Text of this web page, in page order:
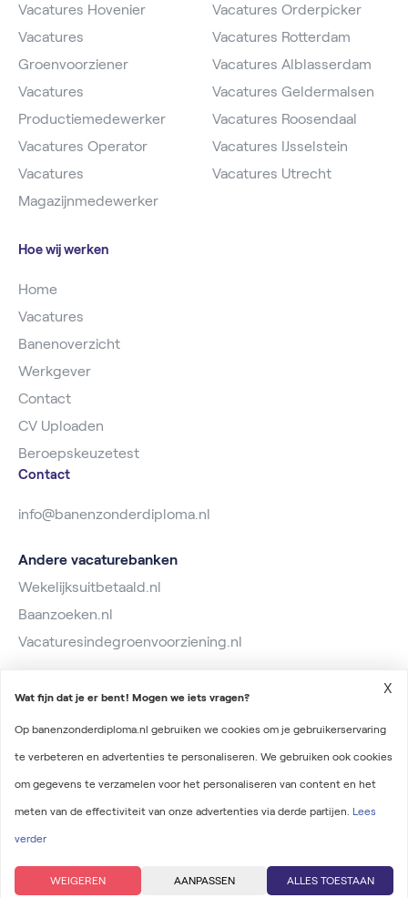
Vacatures Hovenier
Vacatures
Groenvoorziener
Vacatures
Productiemedewerker
Vacatures Operator
Vacatures
Magazijnmedewerker
Vacatures Orderpicker
Vacatures Rotterdam
Vacatures Alblasserdam
Vacatures Geldermalsen
Vacatures Roosendaal
Vacatures IJsselstein
Vacatures Utrecht
Hoe wij werken
Home
Vacatures
Banenoverzicht
Werkgever
Contact
CV Uploaden
Beroepskeuzetest
Contact
info@banenzonderdiploma.nl
Andere vacaturebanken
Wekelijksuitbetaald.nl
Baanzoeken.nl
Vacaturesindegroenvoorziening.nl
Privacyverklaring
Onderdeel van Irys Vacaturelab
Wat fijn dat je er bent! Mogen we iets vragen?
Op banenzonderdiploma.nl gebruiken we cookies om je gebruikerservaring
te verbeteren en advertenties te personaliseren. We gebruiken ook cookies
om gegevens te verzamelen voor het personaliseren van content en het
meten van de effectiviteit van onze advertenties via derde partijen. Lees
verder
WEIGEREN AANPASSEN ALLES TOESTAAN
X